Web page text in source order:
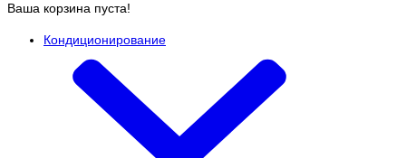
Ваша корзина пуста!
Кондиционирование